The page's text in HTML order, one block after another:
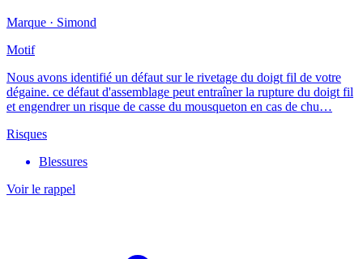
Marque · Simond
Motif
Nous avons identifié un défaut sur le rivetage du doigt fil de votre
dégaine. ce défaut d'assemblage peut entraîner la rupture du doigt fil
et engendrer un risque de casse du mousqueton en cas de chu…
Risques
Blessures
Voir le rappel